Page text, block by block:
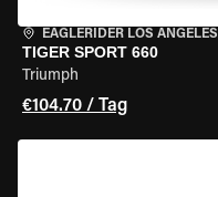
EAGLERIDER LOS ANGELES
TIGER SPORT 660
Triumph
€104.70 / Tag